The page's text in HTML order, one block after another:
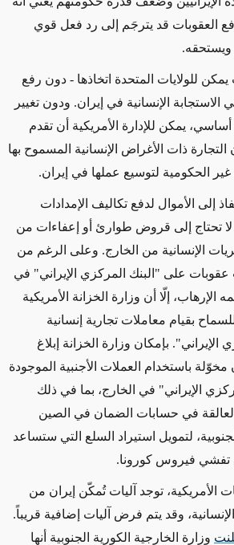
العقوبات قد يترجَم إلى رد فعل قوي
ويستحقه.
للولايات المتحدة اتخاذها - دون رفع
الإنسانية في إيران. ودون تغيير
يمكن للإدارة الأمريكية أن تقدم
ذات الأغراض الإنسانية المسموح بها
الحكومية لتوسيع عملها في إيران.
إلى الأموال لدفع تكاليف الإمدادات
لا تحتاج إلى قروض طوارئ أو إعفاءات من
الإنسانية من الخارج. وعلى الرغم من
على "البنك المركزي الإيراني" في
سبتمبر 2019 لدعمه الإرهاب، إلّا أن وزارة الخزانة الأمريكية
بقيام معاملات تجارية إنسانية
بإمكان وزارة الخزانة إبلاغ
مخوّلة باستخدام العملات الأجنبية الموجودة
الإيراني" في الخارج، بما في ذلك
العالقة في حسابات الضمان في الصين
لتمويل استيراد السلع التي ستساعد
تفشي فيروس كورونا.
الأمريكية، توجد آليات تُمكّن إيران من
وقد يتم فرض آليات إضافية قريباً.
وزارة الخارجية الكورية الجنوبية أنها